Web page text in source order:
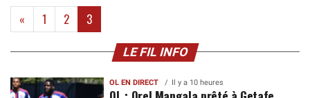
« 1 2 3(current)
LE FIL INFO
OL EN DIRECT Il y a 10 heures